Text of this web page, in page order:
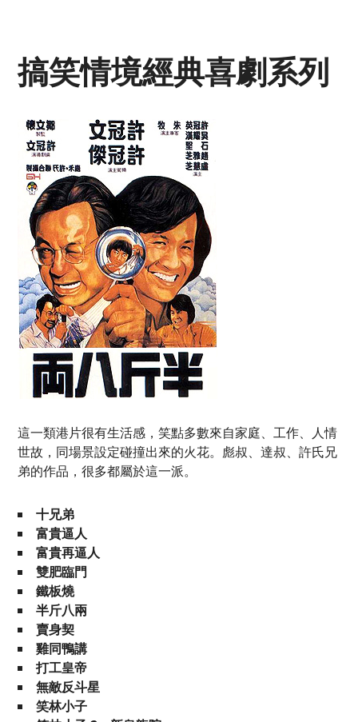
搞笑情境經典喜劇系列
這一類港片很有生活感，笑點多數來自家庭、工作、人情
世故，同場景設定碰撞出來的火花。彪叔、達叔、許氏兄
弟的作品，很多都屬於這一派。
十兄弟
富貴逼人
富貴再逼人
雙肥臨門
鐵板燒
半斤八兩
賣身契
雞同鴨講
打工皇帝
無敵反斗星
笑林小子